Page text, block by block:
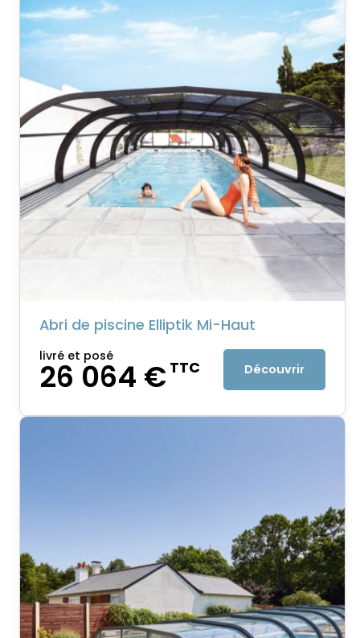
Abri de piscine Elliptik Mi-Haut
livré et posé
26 064 €TTC Découvrir